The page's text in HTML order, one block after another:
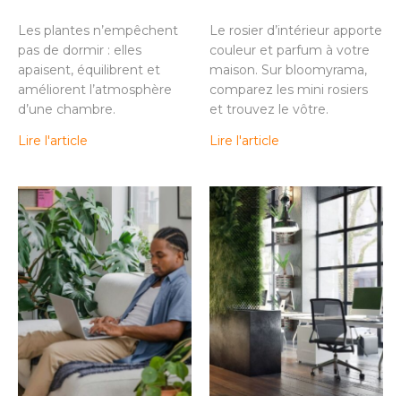
Les plantes n’empêchent
pas de dormir : elles
apaisent, équilibrent et
améliorent l’atmosphère
d’une chambre.
Lire l'article
Le rosier d’intérieur apporte
couleur et parfum à votre
maison. Sur bloomyrama,
comparez les mini rosiers
et trouvez le vôtre.
Lire l'article